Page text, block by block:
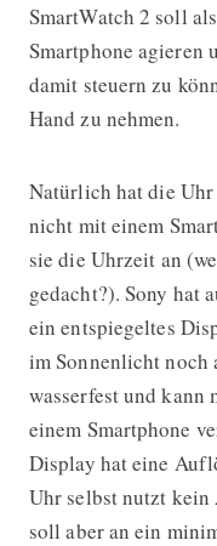
SmartWatch 2 soll
Smartphone agieren
damit steuern zu
Hand zu nehmen.
Natürlich hat die Uhr
nicht mit einem
sie die Uhrzeit an
gedacht?). Sony hat
ein entspiegeltes
im Sonnenlicht noch
wasserfest und kann
einem Smartphone
Display hat eine
Uhr selbst nutzt
soll aber an ein